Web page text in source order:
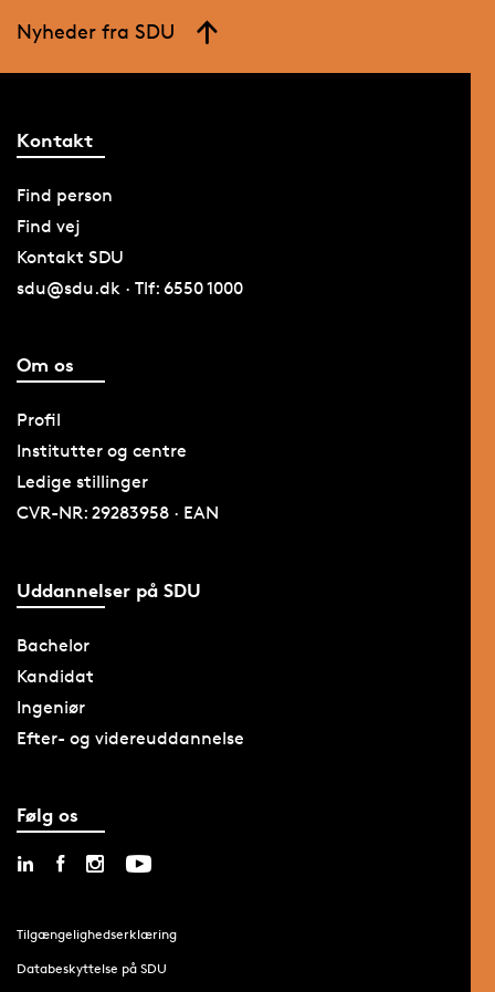
Nyheder fra SDU
Kontakt
Find person
Find vej
Kontakt SDU
sdu@sdu.dk · Tlf: 6550 1000
Om os
Profil
Institutter og centre
Ledige stillinger
CVR-NR: 29283958 · EAN
Uddannelser på SDU
Bachelor
Kandidat
Ingeniør
Efter- og videreuddannelse
Følg os
Tilgængelighedserklæring
Databeskyttelse på SDU